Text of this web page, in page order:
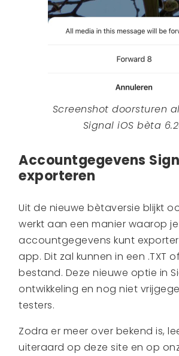
Screenshot doorsturen
Signal iOS bèta
Accountgegevens
exporteren
Uit de nieuwe bètaversie blijkt
werkt aan een manier waarop
accountgegevens kunt
app. Dit zal kunnen in een .TXT
bestand. Deze nieuwe optie in
ontwikkeling en nog niet
testers.
Zodra er meer over bekend is,
uiteraard op deze site en op